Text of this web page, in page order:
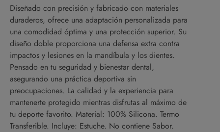
Diseñado con precisión y fabricado con materiales
duraderos, ofrece una adaptación personalizada para
una comodidad óptima y una protección superior. Su
diseño doble proporciona una defensa extra contra
impactos y lesiones en la mandíbula y los dientes.
Pensado en tu seguridad y bienestar dental,
asegurando una práctica deportiva sin
preocupaciones. La calidad y la experiencia para
mantenerte protegido mientras disfrutas al máximo de
tu deporte favorito. Material: 100% Silicona. Termo
Transferible. Incluye: Estuche. No contiene Sabor.